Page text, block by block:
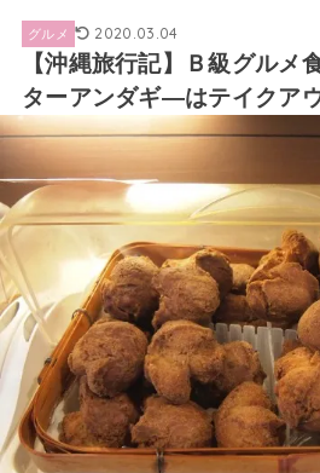
グルメ 2020.03.04
【沖縄旅行記】Ｂ級グルメ
ターアンダギ―はテイクア